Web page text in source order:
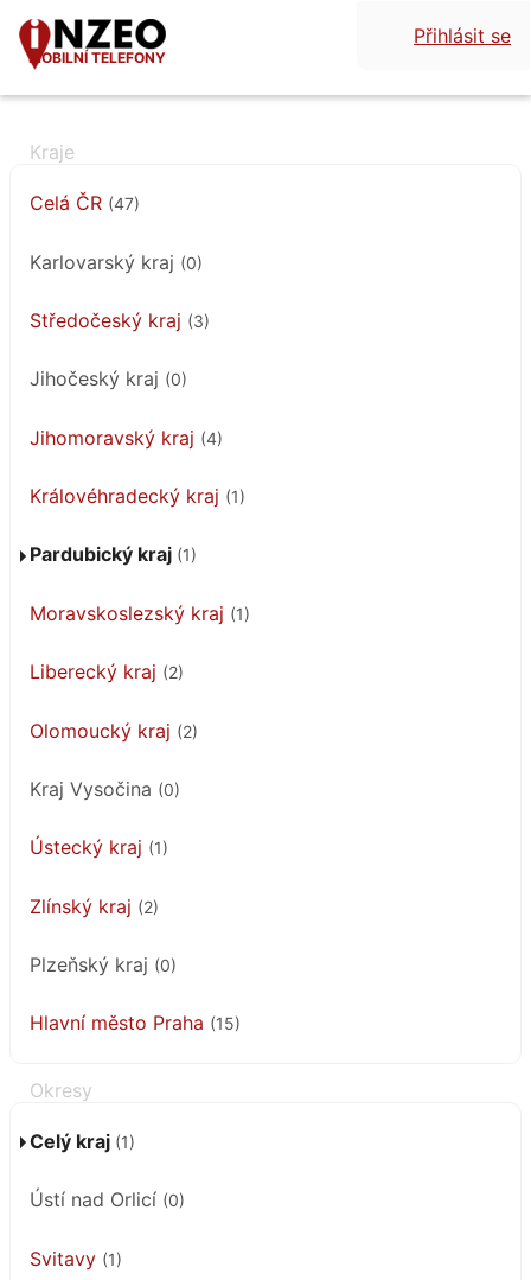
MOBILNÍ TELEFONY
Přihlásit se
Celá ČR (47)
Karlovarský kraj (0)
Středočeský kraj (3)
Jihočeský kraj (0)
Jihomoravský kraj (4)
Královéhradecký kraj (1)
Pardubický kraj (1)
Moravskoslezský kraj (1)
Liberecký kraj (2)
Olomoucký kraj (2)
Kraj Vysočina (0)
Ústecký kraj (1)
Zlínský kraj (2)
Plzeňský kraj (0)
Hlavní město Praha (15)
Celý kraj (1)
Ústí nad Orlicí (0)
Svitavy (1)